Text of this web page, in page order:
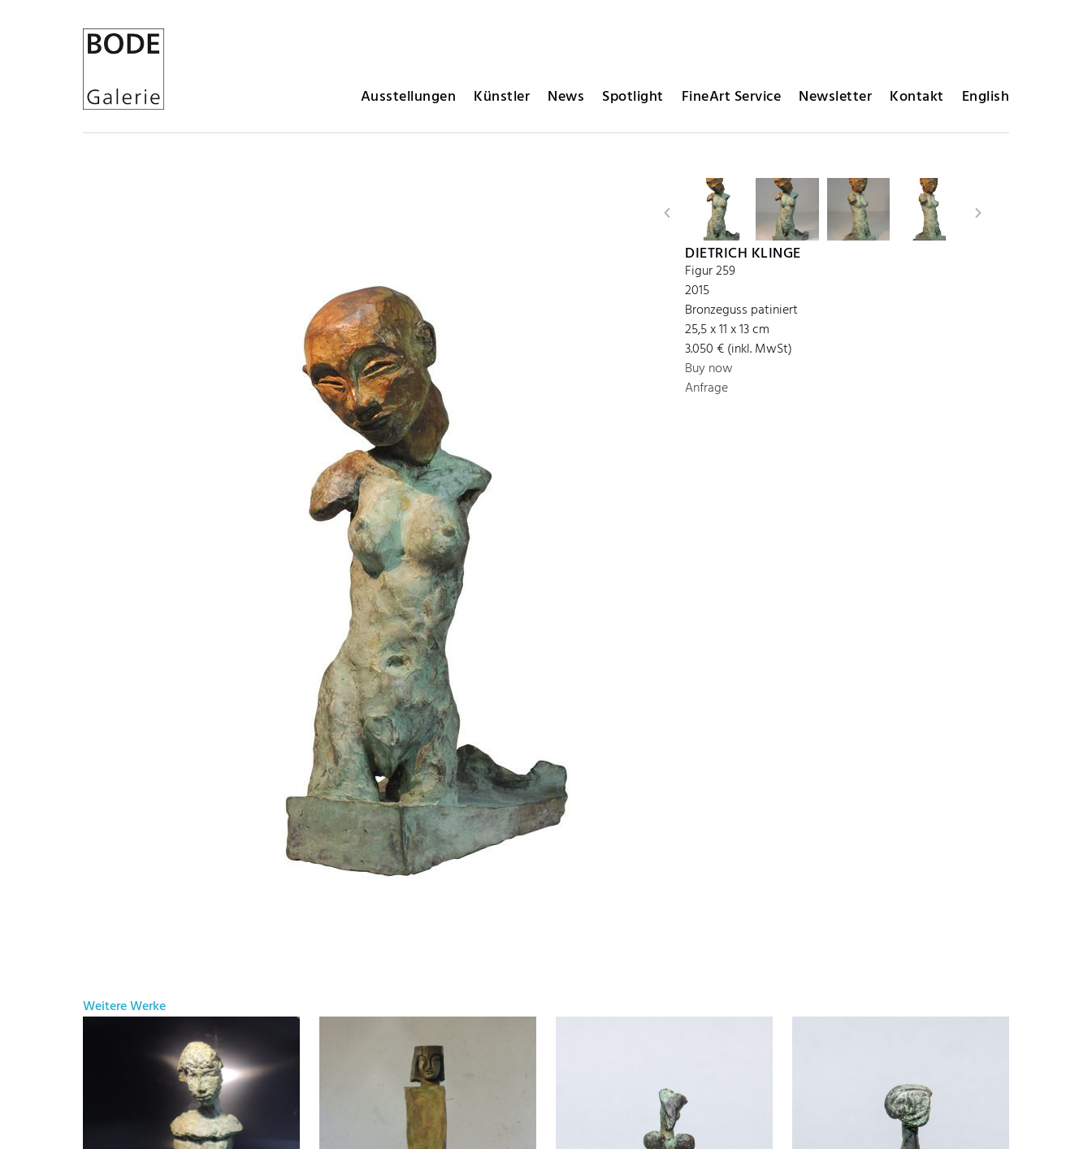
Ausstellungen Künstler News Spotlight FineArt Service Newsletter Kontakt English
DIETRICH KLINGE
Figur 259
2015
Bronzeguss patiniert
25,5 x 11 x 13 cm
3.050 € (inkl. MwSt)
Buy now
Anfrage
Weitere Werke